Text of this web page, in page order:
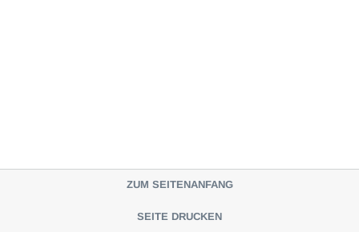
ZUM SEITENANFANG
SEITE DRUCKEN